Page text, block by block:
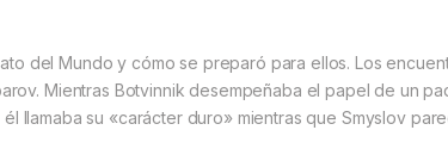
del Mundo y cómo se preparó para ellos. Los
Mientras Botvinnik desempeñaba el papel de un
llamaba su «carácter duro» mientras que Smyslov